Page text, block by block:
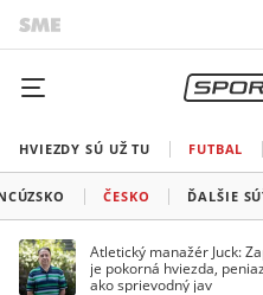
HVIEZDY SÚ UŽ TU FUTBAL
ČESKO ĎALŠIE
Atletický manažér Juck:
je pokorná hviezda,
ako sprievodný jav